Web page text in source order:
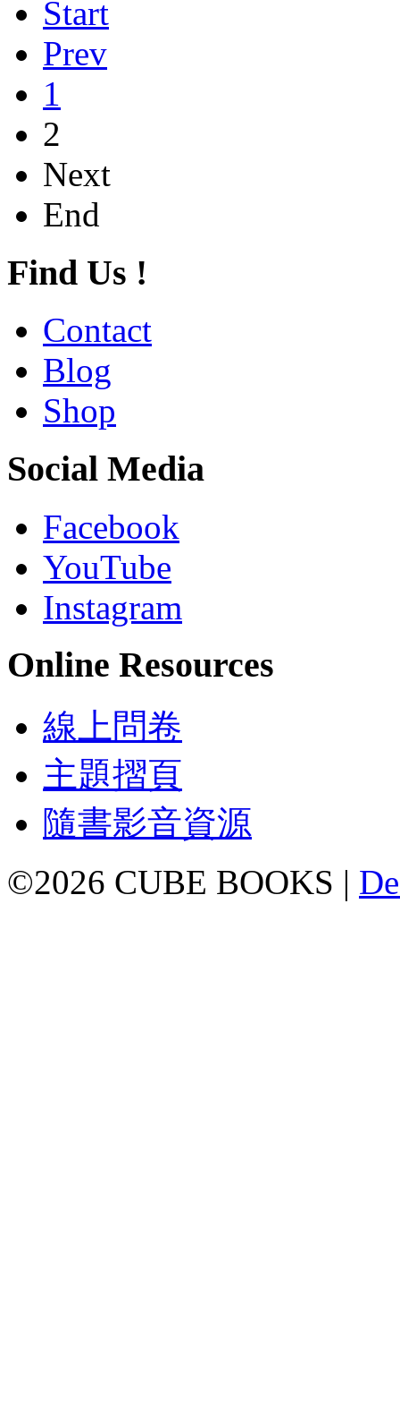
Start
Prev
1
2
Next
End
Find Us !
Contact
Blog
Shop
Social Media
Facebook
YouTube
Instagram
Online Resources
線上問卷
主題摺頁
隨書影音資源
©2026 CUBE BOOKS |